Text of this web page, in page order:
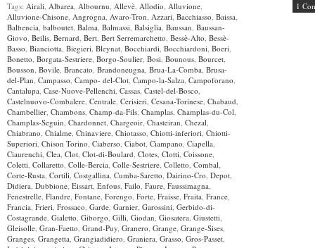
Tags: Airali, Albarea, Albournu, Allevè, Allodio, Alluvione,
Alluvione-Chisone, Angrogna, Avaro-Tron, Azzari, Bacchiasso, Baissa,
Balbencia, balboutet, Balma, Balmassi, Balsiglia, Baussan, Baussan-
Giovo, Beilis, Bernard, Bert, Bert Serremarchetto, Bessè-Alto, Bessè-
Basso, Bianciotta, Biegieri, Bleynat, Bocchiardi, Bocchiardoni, Boeri,
Bonetto, Borgata-Sestriere, Borgo-Soulier, Bosi, Bounous, Bourcet,
Bousson, Bovile, Brancato, Brandoneugna, Brua-La-Comba, Brusa-
del-Plan, Campasso, Campo- del-Clot, Campo-la-Salza, Campoforano,
Cantalupa, Case-Nuove-Pellenchi, Cassas, Castel-del-Bosco,
Castelnuovo-Combalere, Centrale, Cerisieri, Cesana-Torinese, Chabaud,
Chambellier, Chambons, Champ-da-Fils, Champlas, Champlas-du-Col,
Champlas-Seguin, Chardonnet, Chargeoir, Chasteiran, Chezal,
Chiabrano, Chialme, Chinaviere, Chiotasso, Chiotti-inferiori, Chiotti-
Superiori, Chison Torino, Ciaberso, Ciabot, Ciampano, Ciapella,
Ciaurenchi, Clea, Clot, Clot-di-Boulard, Clotes, Clotti, Coissone,
Coletti, Collaretto, Colle-Bercia, Colle-Sestriere, Colletto, Combal,
Corte-Rusta, Cortili, Costgallina, Cumba-Saretto, Dairino-Cro, Depot,
Didiera, Dubbione, Eissart, Enfous, Failo, Faure, Faussimagna,
Fenestrelle, Flandre, Fontane, Forengo, Forte, Fraisse, Fraita, France,
Francia, Frieri, Frossaco, Garde, Garnier, Garossini, Gerbido-di-
Costagrande, Gialetto, Giborgo, Gilli, Giodan, Giosatera, Giustetti,
Gleisolle, Gran-Faetto, Grand-Puy, Granero, Grange, Grange-Sises,
Granges, Grangetta, Grangiadidiero, Graniera, Grasso, Gros-Passet,
1